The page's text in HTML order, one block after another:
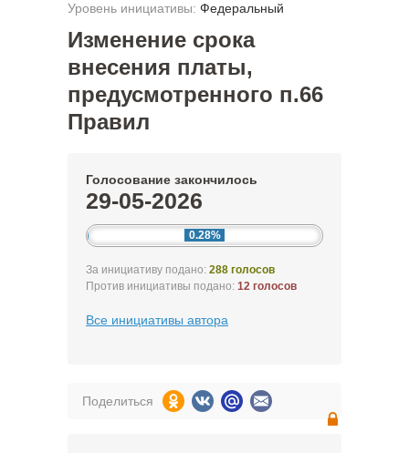
Уровень инициативы: Федеральный
Изменение срока
внесения платы,
предусмотренного п.66
Правил
Голосование закончилось
29-05-2026
0.28%
За инициативу подано: 288 голосов
Против инициативы подано: 12 голосов
Все инициативы автора
Поделиться